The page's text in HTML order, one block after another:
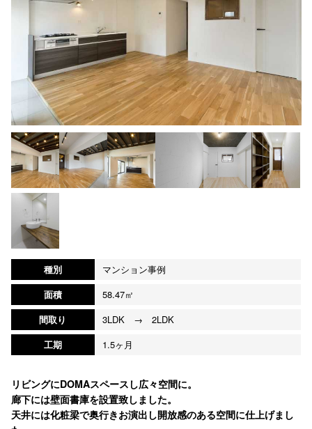
種別
マンション事例
面積
58.47㎡
間取り
3LDK → 2LDK
工期
1.5ヶ月
リビングにDOMAスペースし広々空間に。
廊下には壁面書庫を設置致しました。
天井には化粧梁で奥行きお演出し開放感のある空間に仕上げまし